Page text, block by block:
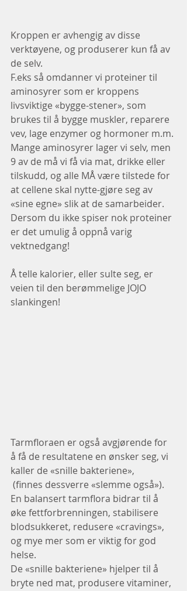
Kroppen er avhengig av disse
verktøyene, og produserer kun få av
de selv.
F.eks så omdanner vi proteiner til
aminosyrer som er kroppens
livsviktige «bygge-stener», som
brukes til å bygge muskler, reparere
vev, lage enzymer og hormoner m.m.
Mange aminosyrer lager vi selv, men
9 av de må vi få via mat, drikke eller
tilskudd, og alle MÅ være tilstede for
at cellene skal nytte-gjøre seg av
«sine egne» slik at de samarbeider.
Dersom du ikke spiser nok proteiner
er det umulig å oppnå varig
vektnedgang!
Å telle kalorier, eller sulte seg, er
veien til den berømmelige JOJO
slankingen!
Tarmfloraen er også avgjørende for
å få de resultatene en ønsker seg, vi
kaller de «snille bakteriene»,
(finnes dessverre «slemme også»).
En balansert tarmflora bidrar til å
øke fettforbrenningen, stabilisere
blodsukkeret, redusere «cravings»,
og mye mer som er viktig for god
helse.
De «snille bakteriene» hjelper til å
bryte ned mat, produsere vitaminer,